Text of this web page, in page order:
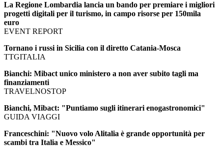
La Regione Lombardia lancia un bando per premiare i migliori
progetti digitali per il turismo, in campo risorse per 150mila
euro
EVENT REPORT
Tornano i russi in Sicilia con il diretto Catania-Mosca
TTGITALIA
Bianchi: Mibact unico ministero a non aver subito tagli ma
finanziamenti
TRAVELNOSTOP
Bianchi, Mibact: "Puntiamo sugli itinerari enogastronomici"
GUIDA VIAGGI
Franceschini: "Nuovo volo Alitalia è grande opportunità per
scambi tra Italia e Messico"